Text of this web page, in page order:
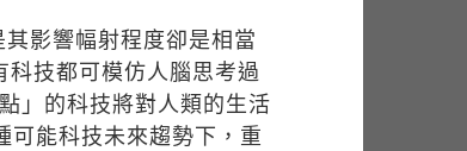
影響幅射程度卻是相當
技都可模仿人腦思考過
」的科技將對人類的生活
可能科技未來趨勢下，重